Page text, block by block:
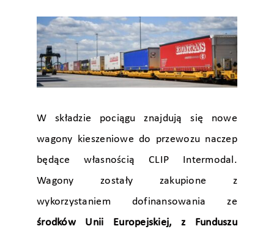
W składzie pociągu znajdują się nowe
wagony kieszeniowe do przewozu naczep
będące własnością CLIP Intermodal.
Wagony zostały zakupione z
wykorzystaniem dofinansowania ze
środków Unii Europejskiej, z Funduszu